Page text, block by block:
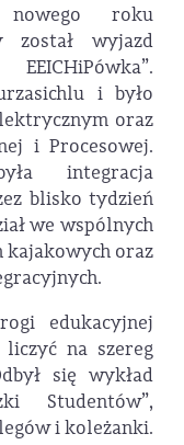
nowego roku
został wyjazd
i było
oraz
i Procesowej.
integracja
blisko tydzień
we wspólnych
kajakowych oraz
edukacyjnej
na szereg
się wykład
Studentów”,
i koleżanki.